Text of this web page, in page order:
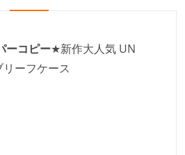
ーコピー★新作大人気 UN
リーフケース